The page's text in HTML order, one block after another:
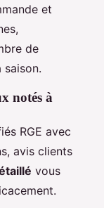
et
de
saison.
notés à
RGE avec
avis clients
vous